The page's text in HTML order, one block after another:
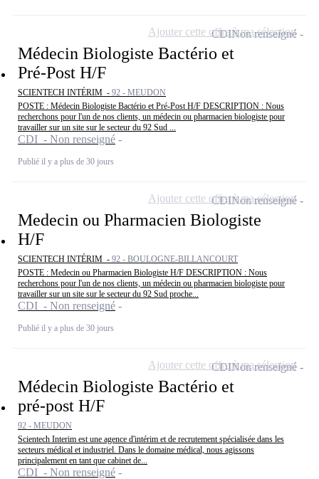
Médecin Biologiste Bactério et
Pré-Post H/F
SCIENTECH INTÉRIM - 92 - MEUDON
POSTE : Médecin Biologiste Bactério et Pré-Post H/F DESCRIPTION : Nous
recherchons pour l'un de nos clients, un médecin ou pharmacien biologiste pour
travailler sur un site sur le secteur du 92 Sud ...
CDI - Non renseigné
Publié il y a plus de 30 jours
CDINon renseigné
Ajouter cette offre à ma sélection
Medecin ou Pharmacien Biologiste
H/F
SCIENTECH INTÉRIM - 92 - BOULOGNE-BILLANCOURT
POSTE : Medecin ou Pharmacien Biologiste H/F DESCRIPTION : Nous
recherchons pour l'un de nos clients, un médecin ou pharmacien biologiste pour
travailler sur un site sur le secteur du 92 Sud proche...
CDI - Non renseigné
Publié il y a plus de 30 jours
CDINon renseigné
Ajouter cette offre à ma sélection
Médecin Biologiste Bactério et
pré-post H/F
92 - MEUDON
Scientech Interim est une agence d'intérim et de recrutement spécialisée dans les
secteurs médical et industriel. Dans le domaine médical, nous agissons
principalement en tant que cabinet de...
CDI - Non renseigné
CDINon renseigné
Ajouter cette offre à ma sélection